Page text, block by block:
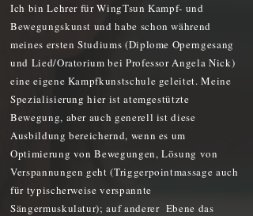
Ich bin Lehrer für WingTsun Kampf- und
Bewegungskunst und habe schon während
meines ersten Studiums (Diplome Operngesang
und Lied/Oratorium bei Professor Angela Nick)
eine eigene Kampfkunstschule geleitet. Meine
Spezialisierung hier ist atemgestützte
Bewegung, aber auch generell ist diese
Ausbildung bereichernd, wenn es um
Optimierung von Bewegungen, Lösung von
Verspannungen geht (Triggerpointmassage auch
für typischerweise verspannte
Sängermuskulatur); auf anderer Ebene das